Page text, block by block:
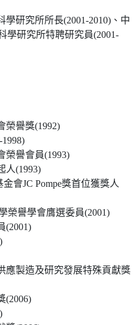
學研究所所長(2001-2010)、中
學研究所特聘研究員(2001-
榮譽獎(1992)
榮譽會員(1993)
人(1993)
會JC Pompe獎首位獲獎人
榮譽學會膺選委員(2001)
(2001)
應製造及研究發展特殊貢獻獎
(2006)